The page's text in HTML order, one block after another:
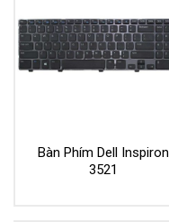
Bàn Phím Dell Inspiron
3521